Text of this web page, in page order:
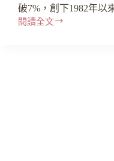
破7%，創下1982年
閱讀全文